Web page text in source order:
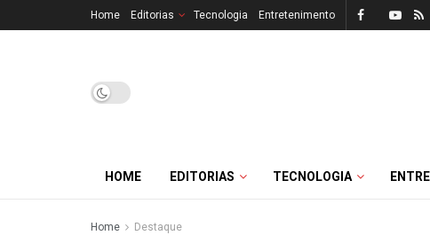
Home Editorias Tecnologia Entretenimento
HOME EDITORIAS TECNOLOGIA
Home Destaque